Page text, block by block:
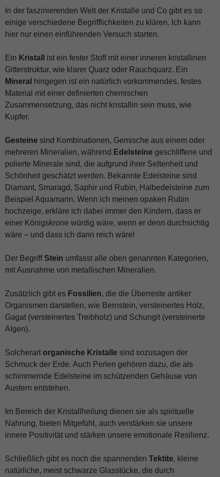
In der faszinierenden Welt der Kristalle und Co gibt es so
einige verschiedene Begrifflichkeiten zu klären. Ich kann
hier nur einen einführenden Versuch starten.
Ein Kristall
ist ein fester Stoff mit einer inneren kristallinen
Gitterstruktur, wie klarer Quarz oder Rauchquarz. Ein
Mineral hingegen ist ein natürlich vorkommendes, festes
Material mit einer definierten chemischen
Zusammensetzung, das nicht kristallin sein muss, wie
Kupfer.
Gesteine sind Kombinationen, Gemische aus einem oder
mehreren Mineralien, während Edelsteine geschliffene und
polierte Minerale sind, die aufgrund ihrer Seltenheit und
Schönheit geschätzt werden. Bekannte Edelsteine sind
Diamant, Smaragd, Saphir und Rubin, Halbedelsteine zum
Beispiel Aquamarin. Wenn ich meinen opaken Rubin
hochzeige, erkläre ich dabei immer den Kindern, dass er
einer Königskrone würdig wäre, wenn er denn durchsichtig
wäre – und dass ich dann reich wäre!
Der BegriffStein umfasst alle oben genannten Kategorien,
mit Ausnahme von metallischen Mineralien.
Zusätzlich gibt es Fossilien, die die Überreste antiker
Organismen darstellen, wie Bernstein, versteinertes Holz,
Gagat (versteinertes Treibholz) und Schungit (versteinerte
Algen).
Solcherart organische Kristalle sind sozusagen der
Schmuck der Erde. Auch Perlen gehören dazu, die als
schimmernde Edelsteine im schützenden Gehäuse von
Austern entstehen.
Im Bereich der Kristallheilung dienen sie als spirituelle
Nahrung, bieten Mitgefühl, auch verstärken sie unsere
innere Positivität und stärken unsere emotionale Resilienz.
Schließlich gibt es noch die spannenden Tektite, kleine
natürliche, meist schwarze Glasstücke, die durch